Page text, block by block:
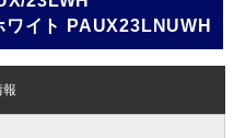
イト PAUX23LNUWH
報